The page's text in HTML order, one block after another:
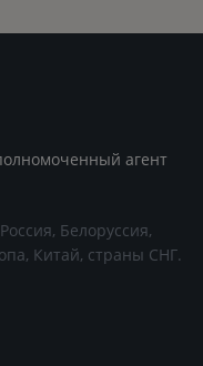
агент
Белоруссия,
Китай, страны СНГ.